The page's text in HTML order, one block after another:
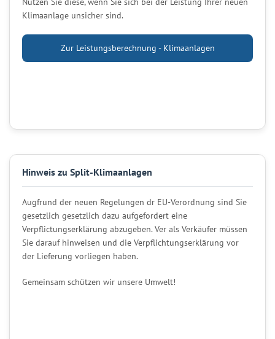
Klimaanlage unsicher sind.
Zur Leistungsberechnung - Klimaanlagen
Hinweis zu Split-Klimaanlagen
Augfrund der neuen Regelungen dr EU-Verordnung sind Sie
gesetzlich gesetzlich dazu aufgefordert eine
Verpflictungserklärung abzugeben. Ver als Verkäufer müssen
Sie darauf hinweisen und die Verpflichtungserklärung vor
der Lieferung vorliegen haben.
Gemeinsam schützen wir unsere Umwelt!